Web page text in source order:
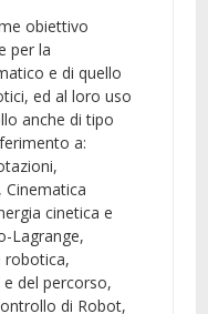
obiettivo
per la
e di quello
ed al loro uso
anche di tipo
a:
Cinematica
cinetica e
Lagrange,
robotica,
del percorso,
di Robot,